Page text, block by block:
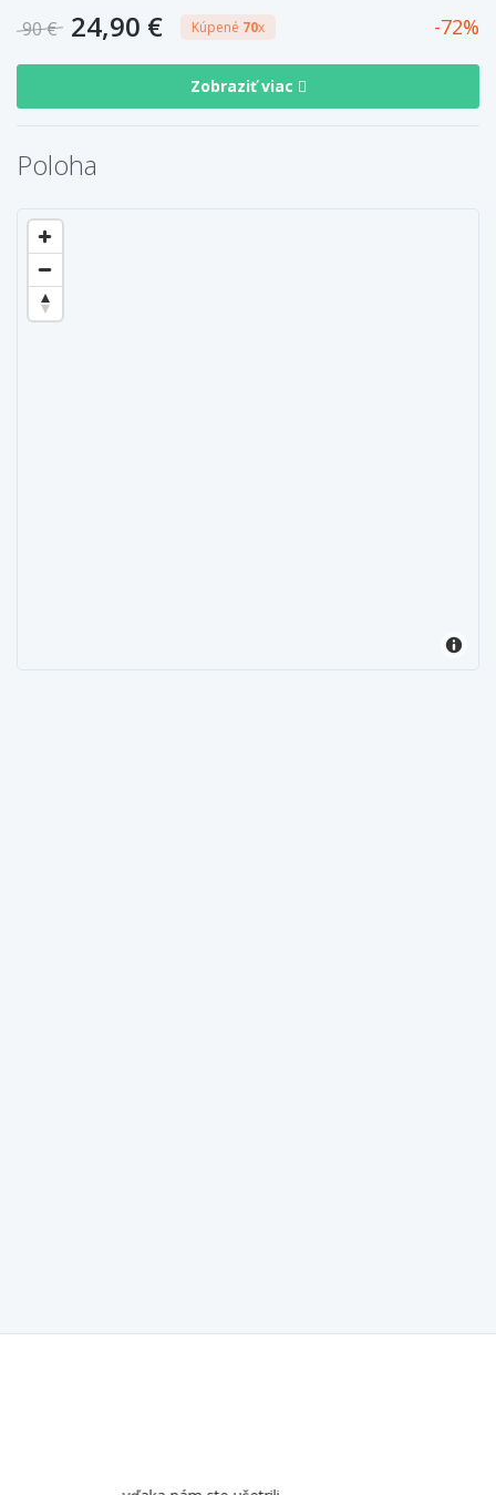
90 € 24,90 € Kúpené 70x 72
Zobraziť viac
Poloha